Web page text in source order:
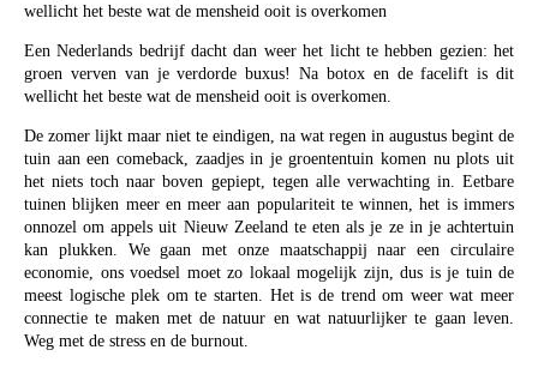
wellicht het beste wat de mensheid ooit is overkomen
Een Nederlands bedrijf dacht dan weer het licht te hebben gezien: het
groen verven van je verdorde buxus! Na botox en de facelift is dit
wellicht het beste wat de mensheid ooit is overkomen.
De zomer lijkt maar niet te eindigen, na wat regen in augustus begint de
tuin aan een comeback, zaadjes in je groententuin komen nu plots uit
het niets toch naar boven gepiept, tegen alle verwachting in. Eetbare
tuinen blijken meer en meer aan populariteit te winnen, het is immers
onnozel om appels uit Nieuw Zeeland te eten als je ze in je achtertuin
kan plukken. We gaan met onze maatschappij naar een circulaire
economie, ons voedsel moet zo lokaal mogelijk zijn, dus is je tuin de
meest logische plek om te starten. Het is de trend om weer wat meer
connectie te maken met de natuur en wat natuurlijker te gaan leven.
Weg met de stress en de burnout.